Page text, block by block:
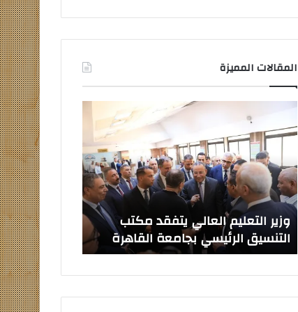
المقالات المميزة
وزير
العالي
مكتب
التنسيق
الرئيسي
بجامعة
القاهرة
وزير التعليم العالي يتفقد مكتب
التنسيق الرئيسي بجامعة القاهرة
بتعيين
قيادات
جديدة
صدور
جامعية